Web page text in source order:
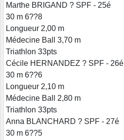
Marthe BRIGAND ? SPF - 25é
30 m 6??8
Longueur 2,00 m
Médecine Ball 3,70 m
Triathlon 33pts
Cécile HERNANDEZ ? SPF - 26é
30 m 6??6
Longueur 2,10 m
Médecine Ball 2,80 m
Triathlon 33pts
Anna BLANCHARD ? SPF - 27é
30 m 6??5